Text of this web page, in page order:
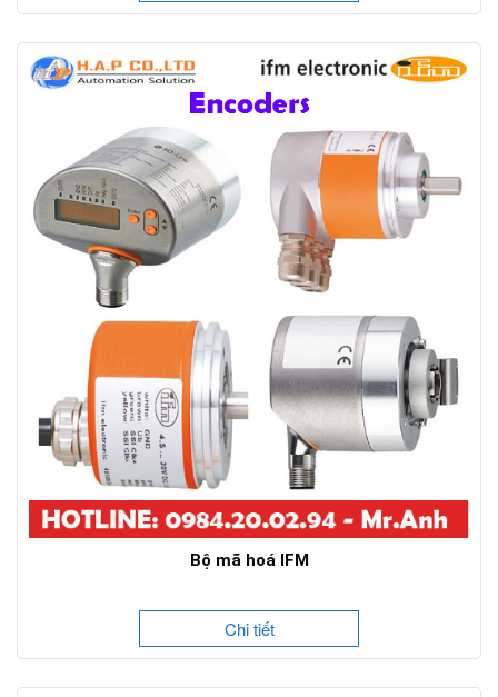
Bộ mã hoá IFM
Chi tiết